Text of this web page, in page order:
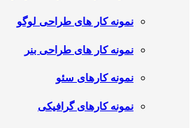
نمونه کار های طراحی لوگو
نمونه کار های طراحی بنر
نمونه کارهای سئو
نمونه کارهای گرافیکی